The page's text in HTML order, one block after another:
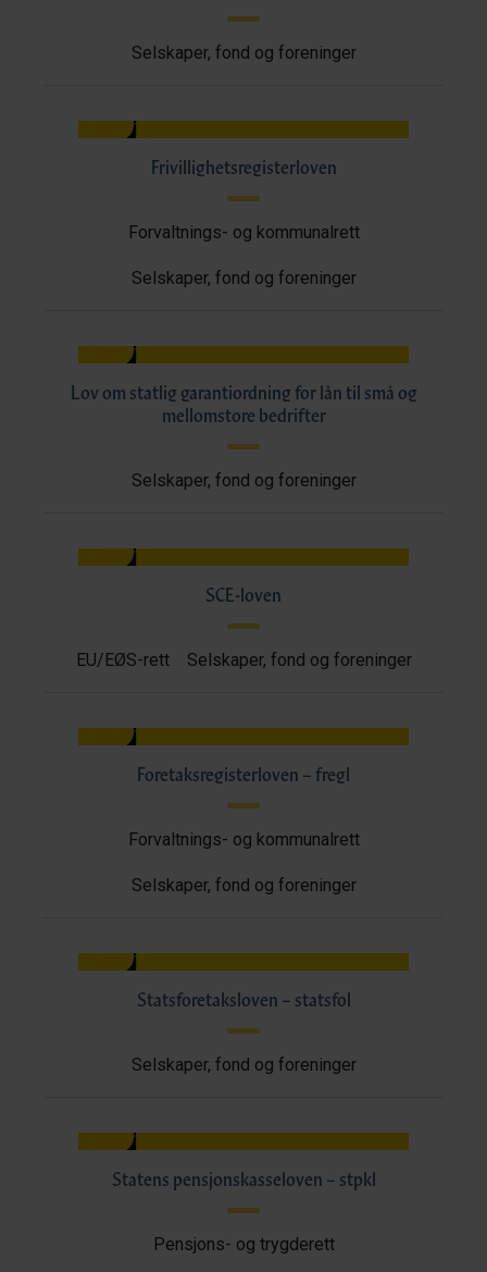
Selskaper, fond og foreninger
Frivillighetsregisterloven
Forvaltnings- og kommunalrett
Selskaper, fond og foreninger
Lov om statlig garantiordning for lån til små og
mellomstore bedrifter
Selskaper, fond og foreninger
SCE-loven
EU/EØS-rett Selskaper, fond og foreninger
Foretaksregisterloven – fregl
Forvaltnings- og kommunalrett
Selskaper, fond og foreninger
Statsforetaksloven – statsfol
Selskaper, fond og foreninger
Statens pensjonskasseloven – stpkl
Pensjons- og trygderett